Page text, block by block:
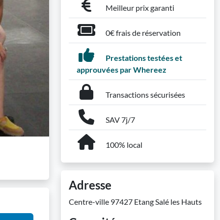
Meilleur prix garanti
0€ frais de réservation
Prestations testées et
approuvées par Whereez
Transactions sécurisées
SAV 7j/7
100% local
Adresse
Centre-ville 97427 Etang Salé les Hauts